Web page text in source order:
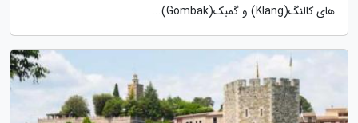
های کالنگ(Klang) و گمبک(Gombak)...